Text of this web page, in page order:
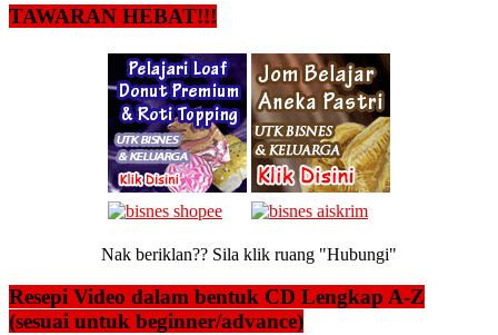
TAWARAN HEBAT!!!
Nak beriklan?? Sila klik ruang "Hubungi"
Resepi Video dalam bentuk CD Lengkap A-Z
(sesuai untuk beginner/advance)